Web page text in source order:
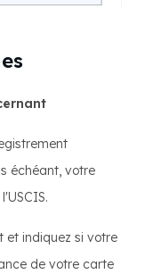
échéant, votre
et indiquez si votre
de votre carte